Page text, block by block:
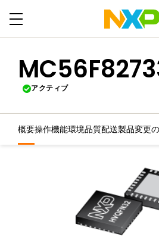
アクティブ
概要操作機能環境品質配送製品変更